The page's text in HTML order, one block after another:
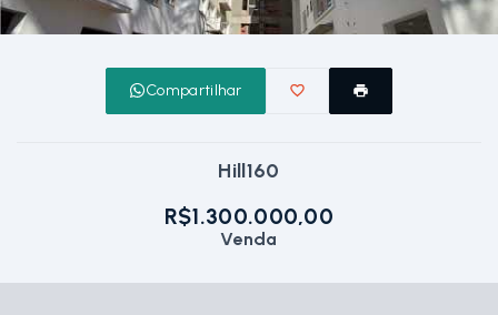
Compartilhar
Hill160
R$1.300.000,00
Venda